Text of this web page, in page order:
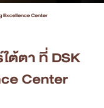
Excellence Center
ต้ตา ที่ DSK
Center